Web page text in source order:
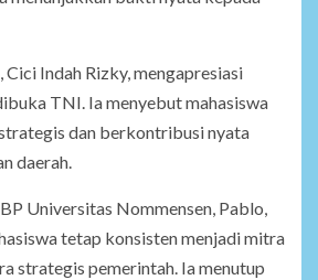
Indah Rizky, mengapresiasi
TNI. Ia menyebut mahasiswa
dan berkontribusi nyata
daerah.
Universitas Nommensen, Pablo,
tetap konsisten menjadi mitra
strategis pemerintah. Ia menutup